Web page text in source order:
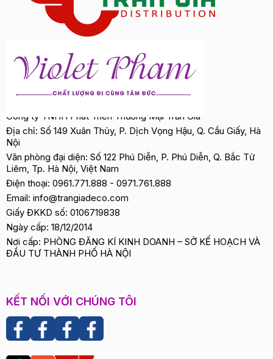
Công ty TNHH Phát Triển Thương Mại Trần Gia
Địa chỉ: Số 149 Xuân Thủy, P. Dịch Vọng Hậu, Q. Cầu Giấy, Hà
Nội
Văn phòng đại diện: Số 122 Phú Diễn, P. Phú Diễn, Q. Bắc Từ
Liêm, Tp. Hà Nội, Việt Nam
Điện thoại: 0961.771.888 - 0971.761.888
Email: info@trangiadeco.com
Giấy ĐKKD số: 0106719838
Ngày cấp: 18/12/2014
Nơi cấp: PHÒNG ĐĂNG KÍ KINH DOANH – SỞ KẾ HOẠCH VÀ
ĐẦU TƯ THÀNH PHỐ HÀ NỘI
KẾT NỐI VỚI CHÚNG TÔI